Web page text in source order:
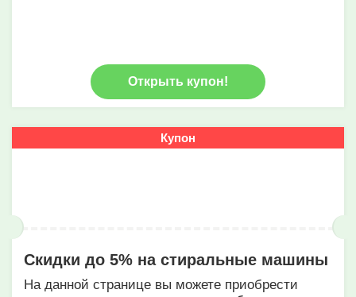
Открыть купон!
Купон
Скидки до 5% на стиральные машины
На данной странице вы можете приобрести